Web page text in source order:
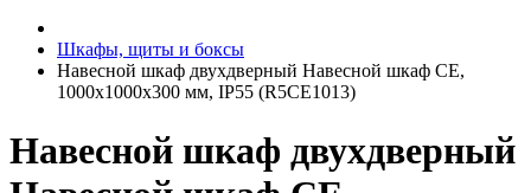
Шкафы, щиты и боксы
Навесной шкаф двухдверный Навесной шкаф CE,
1000x1000x300 мм, IP55 (R5CE1013)
Навесной шкаф двухдверный